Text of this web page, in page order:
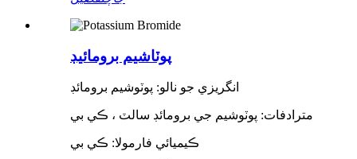
پوٽاشيم برومائيڊ
انگريزي جو نالو: پوٽوشيم برومائڊ
مترادفات: پوٽوشيم جي برومائڊ سالٽ ، ڪي بي
ڪيميائي فارمولا: ڪي بي